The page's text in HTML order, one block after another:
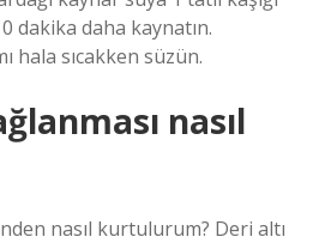
dakika daha kaynatın.
hala sıcakken süzün.
nasıl
nasıl kurtulurum? Deri altı